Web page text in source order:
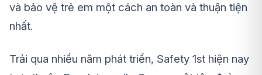
và bảo vệ trẻ em một cách an toàn và thuận tiện
nhất.
Trải qua nhiều năm phát triển, Safety 1st hiện nay